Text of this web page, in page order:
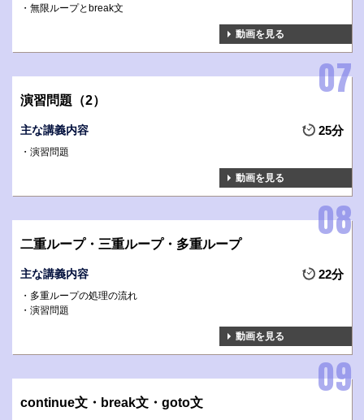
無限ループとbreak文
動画を見る
演習問題（2）
主な講義内容 25分
演習問題
動画を見る
二重ループ・三重ループ・多重ループ
主な講義内容 22分
多重ループの処理の流れ
演習問題
動画を見る
continue文・break文・goto文